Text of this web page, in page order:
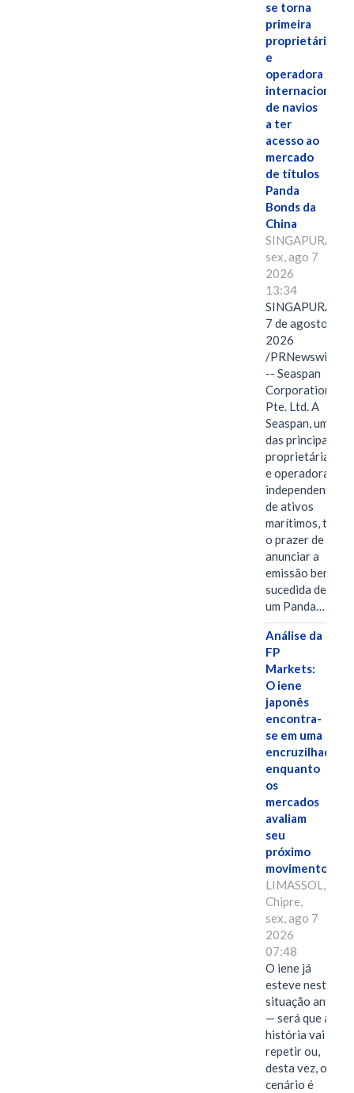
se torna
primeira
proprietária
e
operadora
internacional
de navios
a ter
acesso ao
mercado
de títulos
Panda
Bonds da
China
SINGAPURA,
sex, ago 7
2026
13:34
SINGAPURA,
7 de agosto de
2026
/PRNewswire/
-- Seaspan
Corporation
Pte. Ltd. A
Seaspan, uma
das principais
proprietárias
e operadoras
independentes
de ativos
marítimos, tem
o prazer de
anunciar a
emissão bem-
sucedida de
um Panda…
Análise da
FP
Markets:
O iene
japonês
encontra-
se em uma
encruzilhada
enquanto
os
mercados
avaliam
seu
próximo
movimento.
LIMASSOL,
Chipre,
sex, ago 7
2026
07:48
O iene já
esteve nesta
situação antes
— será que a
história vai se
repetir ou,
desta vez, o
cenário é